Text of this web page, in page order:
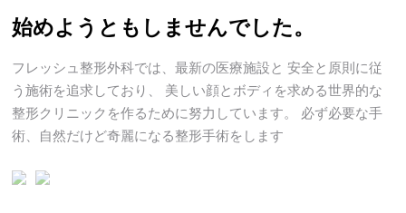
始めようともしませんでした。
フレッシュ整形外科では、最新の医療施設と 安全と原則に従
う施術を追求しており、
美しい顔とボディを求める世界的な
整形クリニックを作るために努力しています。
必ず必要な手
術、自然だけど奇麗になる整形手術をします